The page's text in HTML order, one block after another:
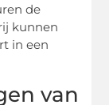
de
kunnen
in een
van